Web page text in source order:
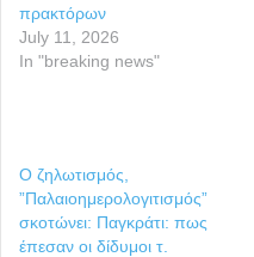
πρακτόρων
July 11, 2026
In "breaking news"
Ο ζηλωτισμός,
”Παλαιοημερολογιτισμός”
σκοτώνει: Παγκράτι: πως
έπεσαν οι δίδυμοι τ.